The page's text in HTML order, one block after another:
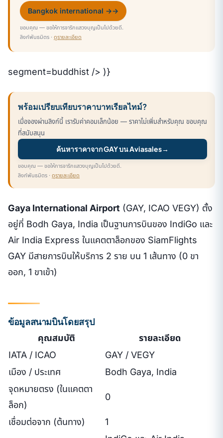
Bangkok international →→
ขอบคุณ — ขอให้การจาริกแสวงบุญเป็นไปด้วยดี.
ลิงก์พันธมิตร · ดูรายละเอียด
segment=buddhist /> )}
พร้อมเปรียบเทียบราคาบาทเรียลไทม์?
เมื่อจองผ่านลิงก์นี้ เรารับค่าคอมเล็กน้อย — ราคาไม่เพิ่มสำหรับคุณ ขอบคุณ
ที่สนับสนุน
ค้นหาราคาจาก GAY บน Aviasales→
ขอบคุณ — ขอให้การจาริกแสวงบุญเป็นไปด้วยดี.
ลิงก์พันธมิตร · ดูรายละเอียด
Gaya International Airport (GAY, ICAO VEGY) ตั้ง
อยู่ที่ Bodh Gaya, India เป็นฐานการบินของ IndiGo และ
Air India Express ในแคตตาล็อกของ SiamFlights
GAY มีสายการบินให้บริการ 2 ราย บน 1 เส้นทาง (0 ขา
ออก, 1 ขาเข้า)
ข้อมูลสนามบินโดยสรุป
คุณสมบัติ
รายละเอียด
IATA / ICAO
GAY / VEGY
เมือง / ประเทศ
Bodh Gaya, India
จุดหมายตรง (ในแคตตา
ล็อก)
0
เชื่อมต่อจาก (ต้นทาง)
1